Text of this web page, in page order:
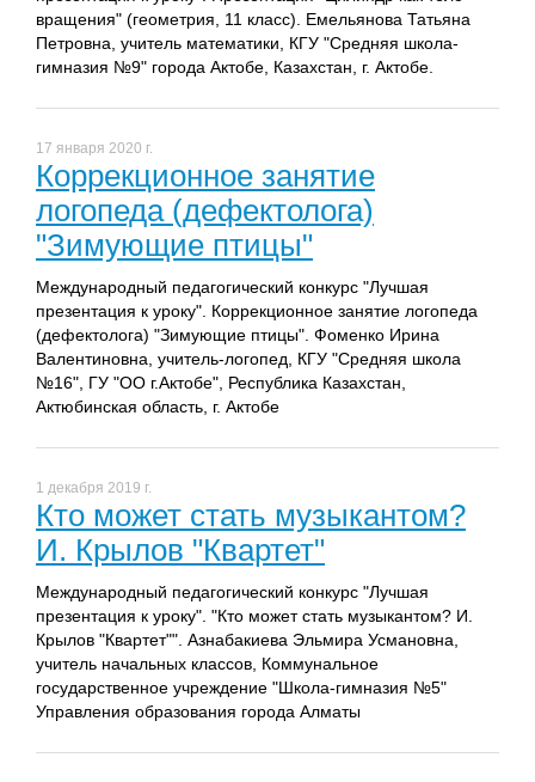
вращения" (геометрия, 11 класс). Емельянова Татьяна
Петровна, учитель математики, КГУ "Средняя школа-
гимназия №9" города Актобе, Казахстан, г. Актобе.
17 января 2020 г.
Коррекционное занятие
логопеда (дефектолога)
"Зимующие птицы"
Международный педагогический конкурс "Лучшая
презентация к уроку". Коррекционное занятие логопеда
(дефектолога) "Зимующие птицы". Фоменко Ирина
Валентиновна, учитель-логопед, КГУ "Средняя школа
№16", ГУ "ОО г.Актобе", Республика Казахстан,
Актюбинская область, г. Актобе
1 декабря 2019 г.
Кто может стать музыкантом?
И. Крылов "Квартет"
Международный педагогический конкурс "Лучшая
презентация к уроку". "Кто может стать музыкантом? И.
Крылов "Квартет"". Азнабакиева Эльмира Усмановна,
учитель начальных классов, Коммунальное
государственное учреждение "Школа-гимназия №5"
Управления образования города Алматы